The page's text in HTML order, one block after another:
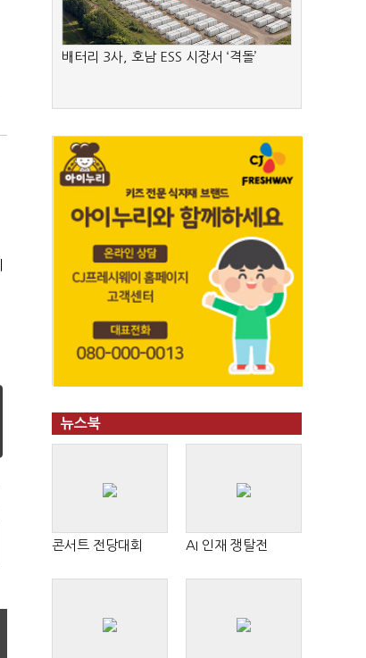
배터리 3사, 호남 ESS 시장서 ‘격돌’
뉴스북
콘서트 전당대회 AI 인재 쟁탈전